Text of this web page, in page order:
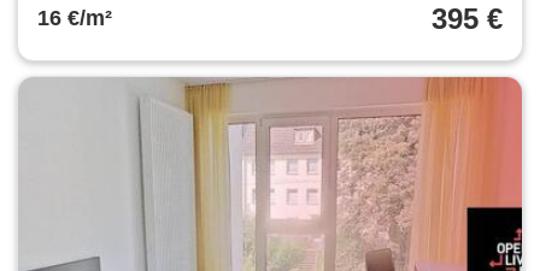
16 €/m² 395 €